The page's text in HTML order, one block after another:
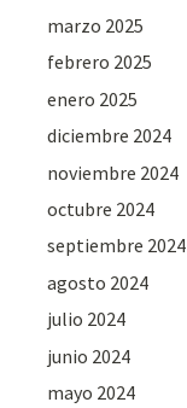
marzo 2025
febrero 2025
enero 2025
diciembre 2024
noviembre 2024
octubre 2024
septiembre 2024
agosto 2024
julio 2024
junio 2024
mayo 2024